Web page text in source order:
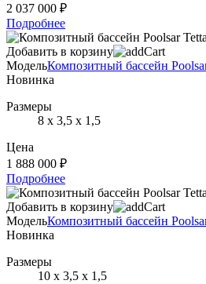
2 037 000 ₽
Подробнее
Добавить в корзину
МодельКомпозитный бассейн
Новинка
Размеры
8 х 3,5 х 1,5
Цена
1 888 000 ₽
Подробнее
Добавить в корзину
МодельКомпозитный бассейн
Новинка
Размеры
10 х 3,5 х 1,5